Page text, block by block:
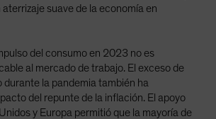
suave de la economía en
del consumo en 2023 no es
al mercado de trabajo. El exceso de
durante la pandemia también ha
del repunte de la inflación. El apoyo
y Europa permitió que la mayoría de